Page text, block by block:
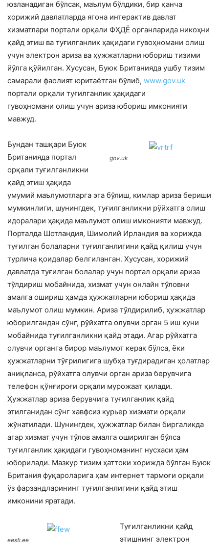
юзланадиган бўлсак, маълум бўлдики, бир қанча
хорижий давлатларда ягона интерактив давлат
хизматлари портали орқали ФҲДЁ органларида никоҳни
қайд этиш ва туғилганлик ҳақидаги гувоҳномани олиш
учун электрон ариза ва ҳужжатларни юбориш тизими
йўлга қўйилган. Хусусан, Буюк Британияда ушбу тизим
самарали фаолият юритаётган бўлиб, www.gov.uk
портали орқали туғилганлик ҳақидаги
гувоҳномани олиш учун ариза юбориш имконияти
мавжуд.
gov.uk
Бундан ташқари Буюк
Британияда портал
орқали туғилганликни
қайд этиш ҳақида
умумий маълумотларга эга бўлиш, кимлар ариза бериши
мумкинлиги, шунингдек, туғилганликни рўйхатга олиш
идоралари ҳақида маълумот олиш имконияти мавжуд.
Порталда Шотландия, Шимолий Ирландия ва хорижда
туғилган болаларни туғилганлигини қайд қилиш учун
турлича қоидалар белгиланган. Хусусан, хорижий
давлатда туғилган болалар учун портал орқали ариза
тўлдириш мобайнида, хизмат учун онлайн тўловни
амалга ошириш ҳамда ҳужжатларни юбориш ҳақида
маълумот олиш мумкин. Ариза тўлдирилиб, ҳужжатлар
юборилгандан сўнг, рўйхатга олувчи орган 5 иш куни
мобайнида туғилганликни қайд этади. Агар рўйхатга
олувчи органга бирор маълумот керак бўлса, ёки
ҳужжатларни тўғрилигига шубҳа туғдирадиган ҳолатлар
аниқланса, рўйхатга олувчи орган ариза берувчига
телефон қўнғироғи орқали мурожаат қилади.
Ҳужжатлар ариза берувчига туғилганлик қайд
этилганидан сўнг хавфсиз курьер хизмати орқали
жўнатилади. Шунингдек, ҳужжатлар билан биргаликда
агар хизмат учун тўлов амалга оширилган бўлса
туғилганлик ҳақидаги гувоҳноманинг нусхаси ҳам
юборилади. Мазкур тизим ҳаттоки хорижда бўлган Буюк
Британия фуқароларига ҳам интернет тармоғи орқали
ўз фарзандларининг туғилганлигини қайд этиш
имконини яратади.
eesti.ee
Туғилганликни қайд
этишнинг электрон